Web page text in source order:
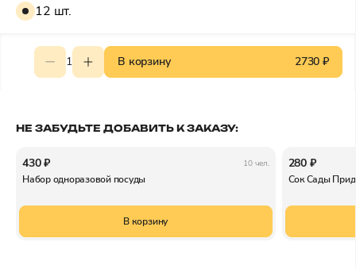
12 шт.
1 В корзину 2730 ₽
НЕ ЗАБУДЬТЕ ДОБАВИТЬ К ЗАКАЗУ:
430 ₽ 10 чел.
Набор одноразовой посуды
В корзину
280 ₽
Сок Сады